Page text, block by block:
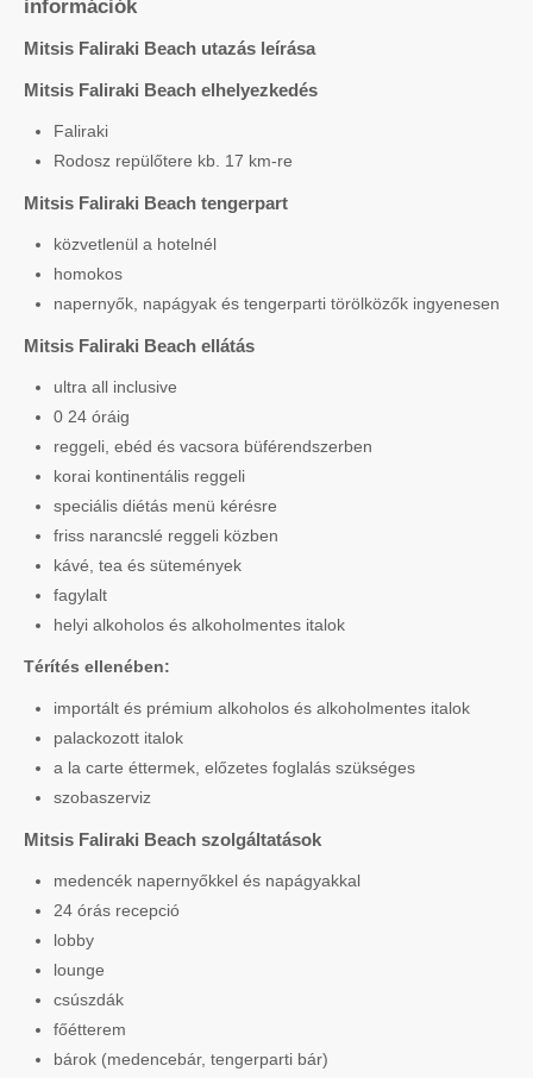
információk
Mitsis Faliraki Beach utazás leírása
Mitsis Faliraki Beach elhelyezkedés
Faliraki
Rodosz repülőtere kb. 17 km-re
Mitsis Faliraki Beach tengerpart
közvetlenül a hotelnél
homokos
napernyők, napágyak és tengerparti törölközők ingyenesen
Mitsis Faliraki Beach ellátás
ultra all inclusive
0 24 óráig
reggeli, ebéd és vacsora büférendszerben
korai kontinentális reggeli
speciális diétás menü kérésre
friss narancslé reggeli közben
kávé, tea és sütemények
fagylalt
helyi alkoholos és alkoholmentes italok
Térítés ellenében:
importált és prémium alkoholos és alkoholmentes italok
palackozott italok
a la carte éttermek, előzetes foglalás szükséges
szobaszerviz
Mitsis Faliraki Beach szolgáltatások
medencék napernyőkkel és napágyakkal
24 órás recepció
lobby
lounge
csúszdák
főétterem
bárok (medencebár, tengerparti bár)